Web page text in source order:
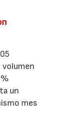
un
mes